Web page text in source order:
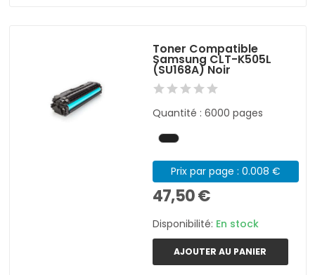
Toner Compatible
Samsung CLT-K505L
(SU168A) Noir
Quantité : 6000 pages
Prix par page : 0.008 €
47,50 €
Disponibilité: En stock
AJOUTER AU PANIER